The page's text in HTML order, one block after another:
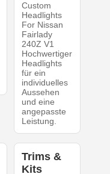
Custom
Headlights
For Nissan
Fairlady
240Z V1
Hochwertiger
Headlights
für ein
individuelles
Aussehen
und eine
angepasste
Leistung.
Trims &
Kits